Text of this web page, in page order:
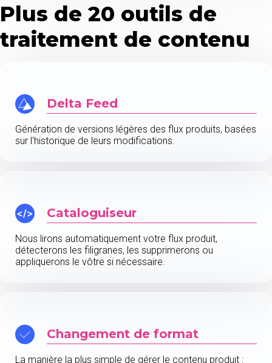
Plus de 20 outils de
traitement de contenu
Delta Feed
Génération de versions légères des flux produits, basées
sur l'historique de leurs modifications.
Cataloguiseur
Nous lirons automatiquement votre flux produit,
détecterons les filigranes, les supprimerons ou
appliquerons le vôtre si nécessaire.
Changement de format
La manière la plus simple de gérer le contenu produit :